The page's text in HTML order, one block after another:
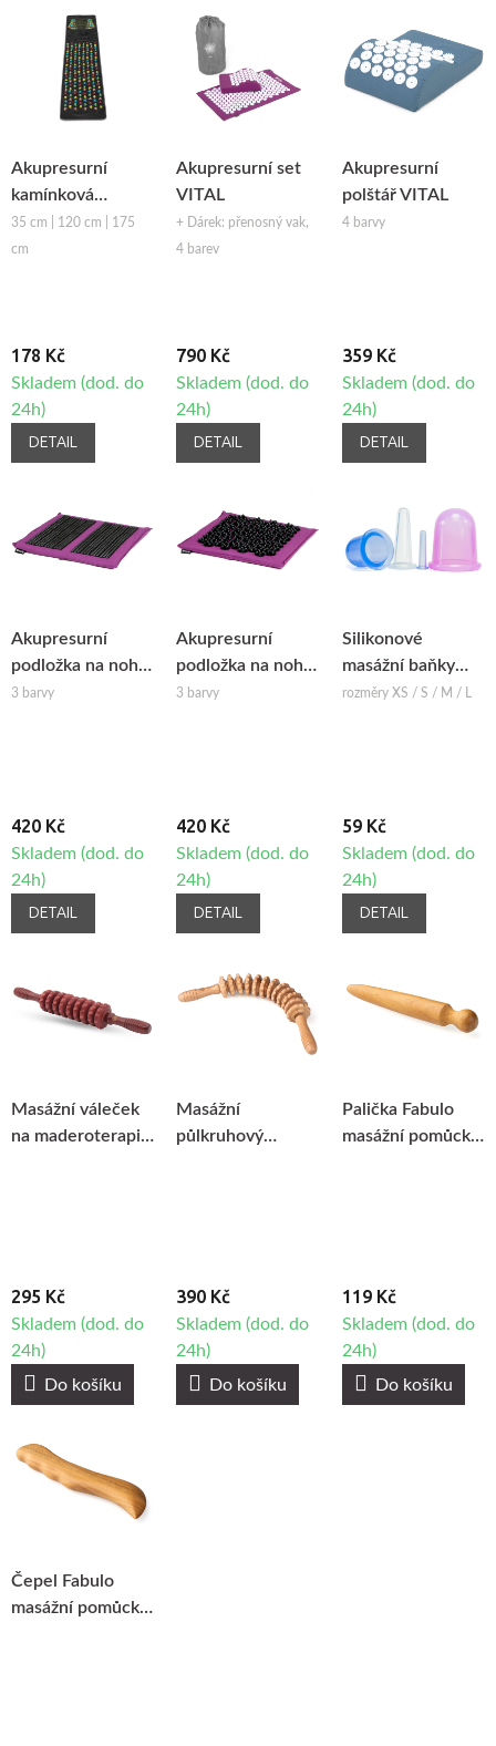
Akupresurní
kamínková
masážní podložka
35 cm | 120 cm | 175
cm
178 Kč
Skladem (dod. do
24h)
DETAIL
Akupresurní set
VITAL
+ Dárek: přenosný vak,
4 barev
790 Kč
Skladem (dod. do
24h)
DETAIL
Akupresurní
polštář VITAL
4 barvy
359 Kč
Skladem (dod. do
24h)
DETAIL
Akupresurní
podložka na nohy
SPIKY
3 barvy
420 Kč
Skladem (dod. do
24h)
DETAIL
Akupresurní
podložka na nohy
VITAL
3 barvy
420 Kč
Skladem (dod. do
24h)
DETAIL
Silikonové
masážní baňky
Fabulo Bell
rozměry XS / S / M / L
59 Kč
Skladem (dod. do
24h)
DETAIL
Masážní váleček
na maderoterapii
295 Kč
Skladem (dod. do
24h)
Do košíku
Masážní
půlkruhový
390 Kč
Skladem (dod. do
24h)
Do košíku
Palička Fabulo
masážní pomůcka
119 Kč
Skladem (dod. do
24h)
Do košíku
Čepel Fabulo
masážní pomůcka